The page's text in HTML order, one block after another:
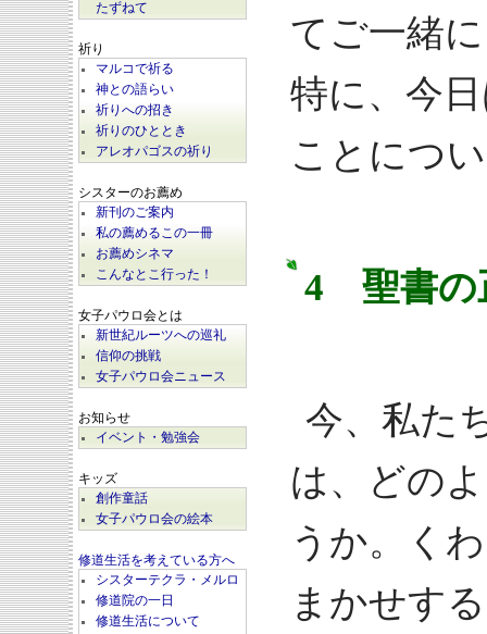
たずねて
祈り
マルコで祈る
神との語らい
祈りへの招き
祈りのひととき
アレオパゴスの祈り
シスターのお薦め
新刊のご案内
私の薦めるこの一冊
お薦めシネマ
こんなとこ行った！
女子パウロ会とは
新世紀ルーツへの巡礼
信仰の挑戦
女子パウロ会ニュース
お知らせ
イベント・勉強会
キッズ
創作童話
女子パウロ会の絵本
修道生活を考えている方へ
シスターテクラ・メルロ
修道院の一日
修道生活について
てご一緒
特に、今
ことにつ
4 聖書の
今、私た
は、どの
うか。く
まかせす